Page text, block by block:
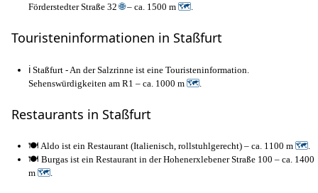
Förderstedter Straße 32🌐– ca. 1500 m 🗺
Touristeninformationen in Staßfurt
ℹ️ Staßfurt - An der Salzrinne ist eine Touristeninformation.
Sehenswürdigkeiten am R1 – ca. 1000 m 🗺
Restaurants in Staßfurt
🍽️ Aldo ist ein Restaurant (Italienisch, rollstuhlgerecht) – ca. 1100 m 🗺.
🍽️ Burgas ist ein Restaurant in der Hohenerxlebener Straße 100 – ca. 1400
m 🗺.